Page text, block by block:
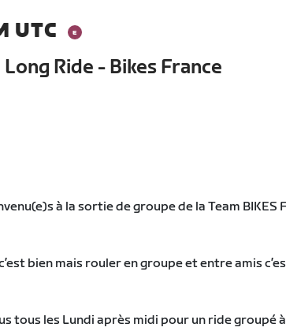
UTC
Ride - Bikes France
à la sortie de groupe de la Team BIKES
bien mais rouler en groupe et entre amis
tous les Lundi après midi pour un ride groupé